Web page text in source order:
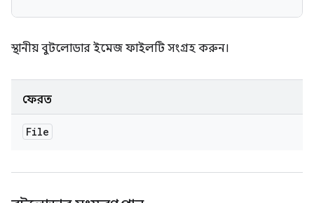
স্থানীয় বুটলোডার ইমেজ ফাইলটি সংগ্রহ করুন।
ফেরত
File